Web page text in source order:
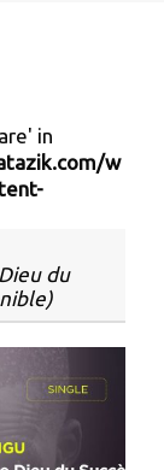
in
w
du